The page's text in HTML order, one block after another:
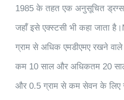
1985 के तहत एक अनुसूचित
जहाँ इसे एक्स्टसी भी कहा जाता
ग्राम से अधिक एमडीएमए रखने
कम 10 साल और अधिकतम 20
और 0.5 ग्राम से कम सेवन के